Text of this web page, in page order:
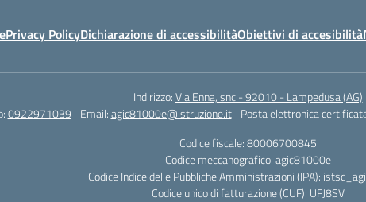
Privacy PolicyDichiarazione di accessibilitàObiettivi di accesibilità
Indirizzo:Via Enna, snc - 92010 - Lampedusa (AG)
0922971039 Email:agic81000e@istruzione.it Posta elettronica
Codice fiscale: 80006700845
Codice meccanografico:agic81000e
Codice Indice delle Pubbliche Amministrazioni (IPA):
Codice unico di fatturazione (CUF): UFJ8SV